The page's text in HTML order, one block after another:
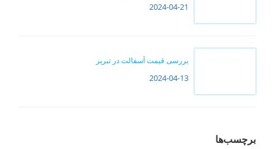
2024-04-21
بررسی قیمت آسفالت در تبریز
2024-04-13
برچسب‌ها